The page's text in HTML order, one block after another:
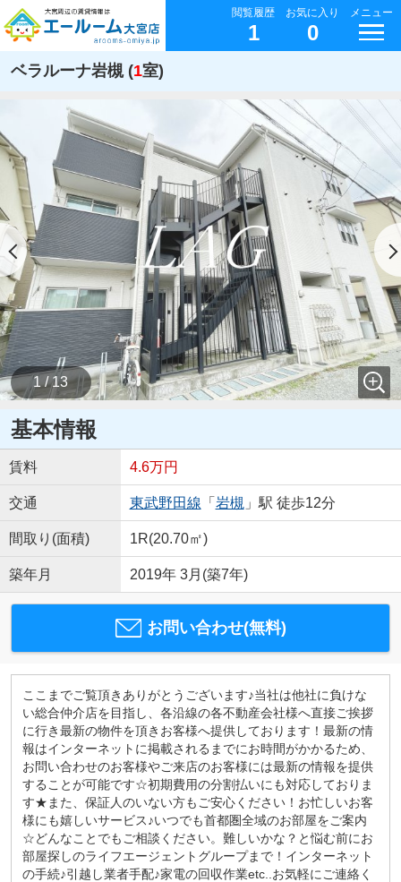
閲覧履歴
1
お気に入り
0
メニュー
ベラルーナ岩槻 (1室)
1 / 13
基本情報
賃料 4.6万円
交通 東武野田線 「 岩槻 」駅 徒歩12分
間取り(面積) 1R(20.70㎡)
築年月 2019年 3月(築7年)
お問い合わせ(無料)
ここまでご覧頂きありがとうございます♪当社は他社に負けな
い総合仲介店を目指し、各沿線の各不動産会社様へ直接ご挨拶
に行き最新の物件を頂きお客様へ提供しております！最新の情
報はインターネットに掲載されるまでにお時間がかかるため、
お問い合わせのお客様やご来店のお客様には最新の情報を提供
することが可能です☆初期費用の分割払いにも対応しておりま
す★また、保証人のいない方もご安心ください！お忙しいお客
様にも嬉しいサービス♪いつでも首都圏全域のお部屋をご案内
☆どんなことでもご相談ください。難しいかな？と悩む前にお
部屋探しのライフエージェントグループまで！インターネット
の手続♪引越し業者手配♪家電の回収作業etc..お気軽にご連絡く